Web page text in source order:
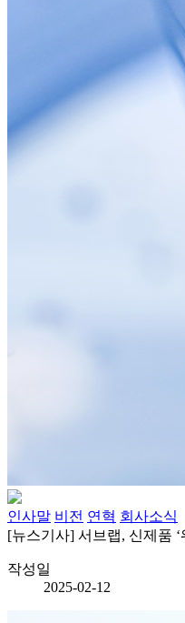
인사말 비전 연혁 회사소식
[뉴스기사] 서브랩, 신제품 ‘
작성일
2025-02-12